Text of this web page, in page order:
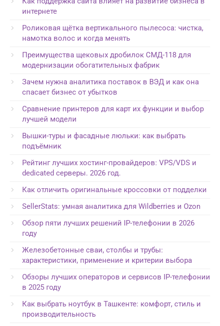
интернете
Роликовая щётка вертикального пылесоса: чистка,
намотка волос и когда менять
Преимущества щековых дробилок СМД-118 для
модернизации обогатительных фабрик
Зачем нужна аналитика поставок в ВЭД и как она
спасает бизнес от убытков
Сравнение принтеров для карт их функции и выбор
лучшей модели
Вышки-туры и фасадные люльки: как выбрать
подъёмник
Рейтинг лучших хостинг-провайдеров: VPS/VDS и
dedicated серверы. 2026 год.
Как отличить оригинальные кроссовки от подделки
SellerStats: умная аналитика для Wildberries и Ozon
Обзор пяти лучших решений IP-телефонии в 2026
году
Железобетонные сваи, столбы и трубы:
характеристики, применение и критерии выбора
Обзоры лучших операторов и сервисов IP-телефонии
в 2025 году
Как выбрать ноутбук в Ташкенте: комфорт, стиль и
производительность